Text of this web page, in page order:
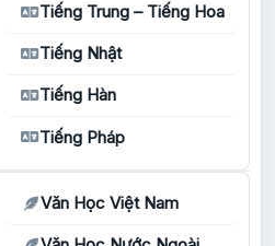
Tiếng Trung – Tiếng Hoa
Tiếng Nhật
Tiếng Hàn
Tiếng Pháp
Văn Học Việt Nam